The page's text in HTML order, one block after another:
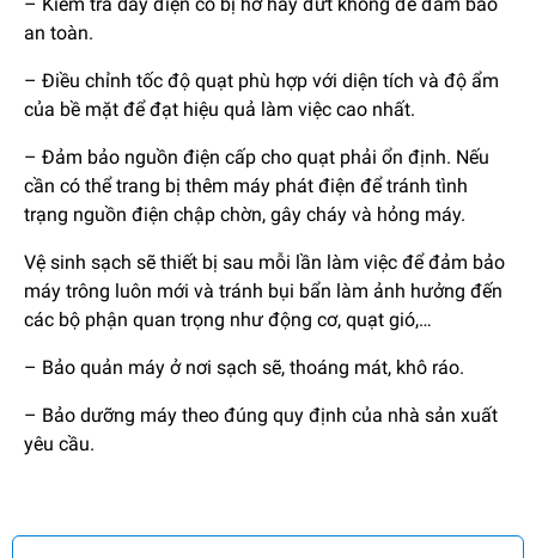
an toàn.
– Điều chỉnh tốc độ quạt phù hợp với diện tích và độ ẩm
của bề mặt để đạt hiệu quả làm việc cao nhất.
– Đảm bảo nguồn điện cấp cho quạt phải ổn định. Nếu
cần có thể trang bị thêm máy phát điện để tránh tình
trạng nguồn điện chập chờn, gây cháy và hỏng máy.
Vệ sinh sạch sẽ thiết bị sau mỗi lần làm việc để đảm bảo
máy trông luôn mới và tránh bụi bẩn làm ảnh hưởng đến
các bộ phận quan trọng như động cơ, quạt gió,…
– Bảo quản máy ở nơi sạch sẽ, thoáng mát, khô ráo.
– Bảo dưỡng máy theo đúng quy định của nhà sản xuất
yêu cầu.